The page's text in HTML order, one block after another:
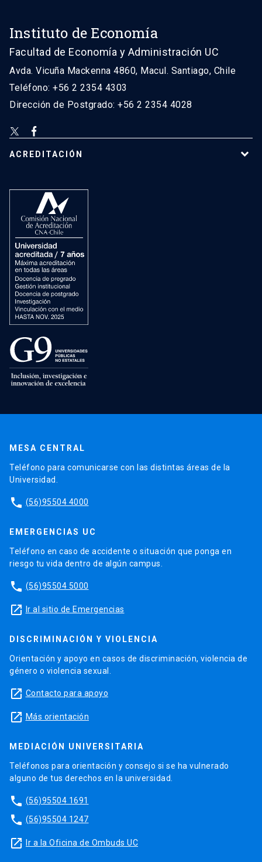
Instituto de Economía
Facultad de Economía y Administración UC
Avda. Vicuña Mackenna 4860, Macul. Santiago, Chile
Teléfono: +56 2 2354 4303
Dirección de Postgrado: +56 2 2354 4028
ACREDITACIÓN
MESA CENTRAL
Teléfono para comunicarse con las distintas áreas de la
Universidad.
phone (56)95504 4000
EMERGENCIAS UC
Teléfono en caso de accidente o situación que ponga en
riesgo tu vida dentro de algún campus.
phone (56)95504 5000
launch Ir al sitio de Emergencias
DISCRIMINACIÓN Y VIOLENCIA
Orientación y apoyo en casos de discriminación, violencia de
género o violencia sexual.
launch Contacto para apoyo
launch Más orientación
MEDIACIÓN UNIVERSITARIA
Teléfonos para orientación y consejo si se ha vulnerado
alguno de tus derechos en la universidad.
phone (56)95504 1691
phone (56)95504 1247
launch Ir a la Oficina de Ombuds UC